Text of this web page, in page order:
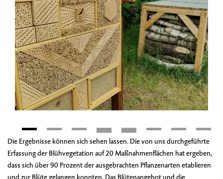
Die Ergebnisse können sich sehen lassen. Die von uns durchgeführte
Erfassung der Blühvegetation auf 20 Maßnahmenflächen hat ergeben,
dass sich über 90 Prozent der ausgebrachten Pflanzenarten etablieren
und zur Blüte gelangen konnten. Das Blütenangebot und die